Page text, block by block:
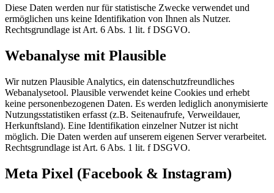
Diese Daten werden nur für statistische Zwecke verwendet und
ermöglichen uns keine Identifikation von Ihnen als Nutzer.
Rechtsgrundlage ist Art. 6 Abs. 1 lit. f DSGVO.
Webanalyse mit Plausible
Wir nutzen Plausible Analytics, ein datenschutzfreundliches
Webanalysetool. Plausible verwendet keine Cookies und erhebt
keine personenbezogenen Daten. Es werden lediglich anonymisierte
Nutzungsstatistiken erfasst (z.B. Seitenaufrufe, Verweildauer,
Herkunftsland). Eine Identifikation einzelner Nutzer ist nicht
möglich. Die Daten werden auf unserem eigenen Server verarbeitet.
Rechtsgrundlage ist Art. 6 Abs. 1 lit. f DSGVO.
Meta Pixel (Facebook & Instagram)